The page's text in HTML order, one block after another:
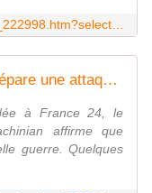
En tête-à-tête - "L'Azerbaïdjan prépare une attaque contre l'Arménie", selon le Premier ministre arménien
à France 24, le
affirme que
guerre. Quelques